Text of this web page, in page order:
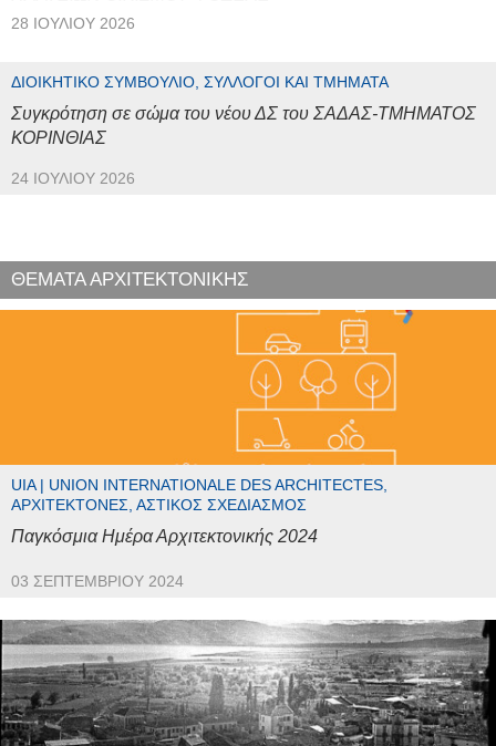
28 ΙΟΥΛΊΟΥ 2026
ΔΙΟΙΚΗΤΙΚΌ ΣΥΜΒΟΎΛΙΟ, ΣΎΛΛΟΓΟΙ ΚΑΙ ΤΜΉΜΑΤΑ
Συγκρότηση σε σώμα του νέου ΔΣ του ΣΑΔΑΣ-ΤΜΗΜΑΤΟΣ
ΚΟΡΙΝΘΙΑΣ
24 ΙΟΥΛΊΟΥ 2026
ΘΕΜΑΤΑ ΑΡΧΙΤΕΚΤΟΝΙΚΗΣ
UIA | UNION INTERNATIONALE DES ARCHITECTES,
ΑΡΧΙΤΈΚΤΟΝΕΣ, ΑΣΤΙΚΌΣ ΣΧΕΔΙΑΣΜΌΣ
Παγκόσμια Ημέρα Αρχιτεκτονικής 2024
03 ΣΕΠΤΕΜΒΡΊΟΥ 2024